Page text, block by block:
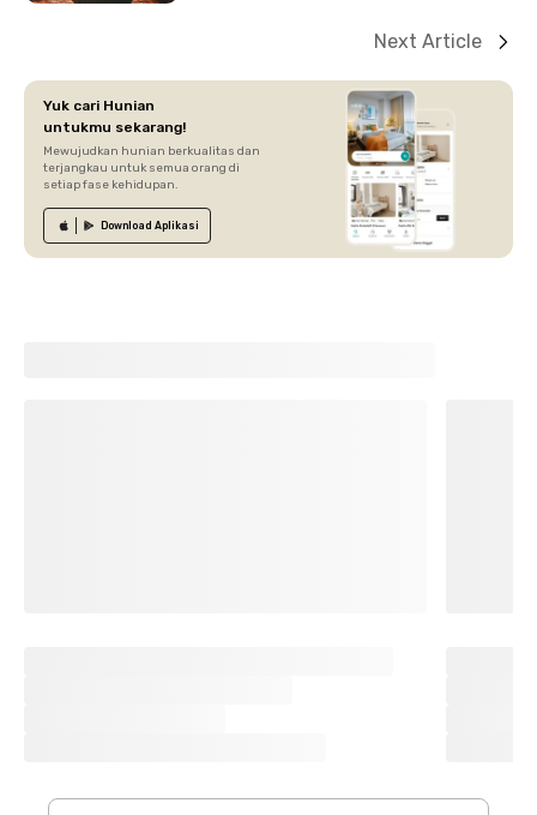
Next Article
Yuk cari Hunian
untukmu sekarang!
Mewujudkan hunian berkualitas dan
terjangkau untuk semua orang di
setiap fase kehidupan.
Download Aplikasi